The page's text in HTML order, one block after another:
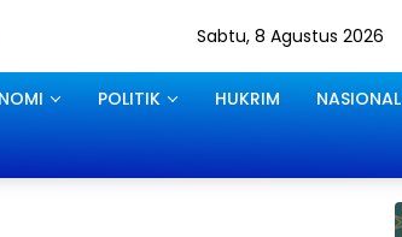
Sabtu, 8 Agustus 2026
POLITIK HUKRIM NASIONAL